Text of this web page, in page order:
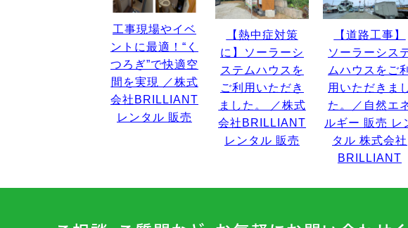
工事現場やイベ
ントに最適！“く
つろぎ”で快適空
間を実現 ／株式
会社BRILLIANT
レンタル 販売
【熱中症対策
に】ソーラーシ
ステムハウスを
ご利用いただき
ました。 ／株式
会社BRILLIANT
レンタル 販売
【道路工事】
ソーラーシス
ムハウスをご利
用いただきま
た。／自然エ
ルギー 販売 レ
タル 株式会社
BRILLIANT